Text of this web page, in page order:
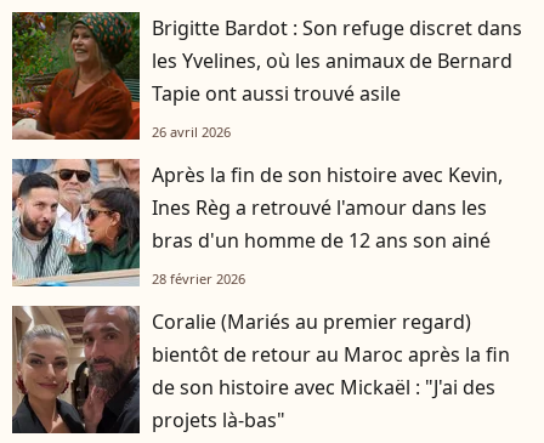
Brigitte Bardot : Son refuge discret dans
les Yvelines, où les animaux de Bernard
Tapie ont aussi trouvé asile
26 avril 2026
Après la fin de son histoire avec Kevin,
Ines Règ a retrouvé l'amour dans les
bras d'un homme de 12 ans son ainé
28 février 2026
Coralie (Mariés au premier regard)
bientôt de retour au Maroc après la fin
de son histoire avec Mickaël : "J'ai des
projets là-bas"